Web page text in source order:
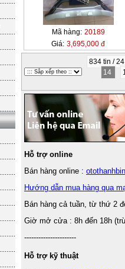
Mã hàng: 20189
Giá: 3,695,000 đ
834 tin /
14
Hỗ trợ online
Bán hàng online :
Hướng dẫn mua hàng qua
Bán hàng cả tuần, từ thứ 2
Giờ mở cửa : 8h đến 18h
----------------------
Hỗ trợ kỹ thuật